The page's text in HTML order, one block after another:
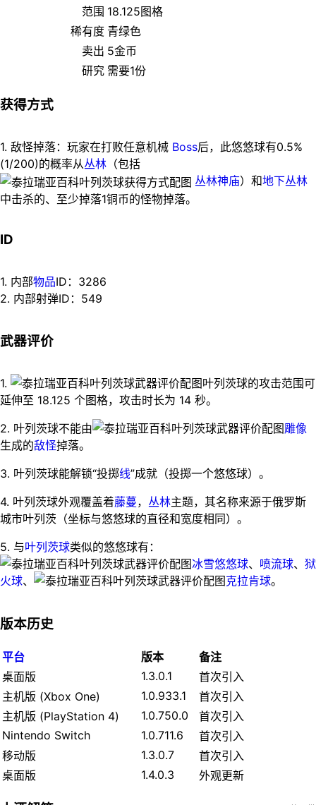
范围 18.125图格
稀有度 青绿色
卖出 5金币
研究 需要1份
获得方式
1. 敌怪掉落：玩家在打败任意机械 Boss后，此悠悠球有0.5%
(1/200)的概率从丛林 （包括
丛林神庙）和地下丛林
中击杀的、至少掉落1铜币的怪物掉落。
ID
1. 内部物品ID：3286
2. 内部射弹ID：549
武器评价
1.
叶列茨球的攻击范围可
延伸至 18.125 个图格，攻击时长为 14 秒。
2. 叶列茨球不能由
雕像
生成的敌怪掉落。
3. 叶列茨球能解锁“投掷线”成就（投掷一个悠悠球）。
4. 叶列茨球外观覆盖着藤蔓， 丛林主题，其名称来源于俄罗斯
城市叶列茨（坐标与悠悠球的直径和宽度相同）。
5. 与叶列茨球类似的悠悠球有：
冰雪悠悠球、 喷流球、 狱
火球、 克拉肯球。
版本历史
平台 版本
备注
桌面版
1.3.0.1
首次引入
主机版 (Xbox One)
1.0.933.1
首次引入
主机版 (PlayStation 4)
1.0.750.0
首次引入
Nintendo Switch
1.0.711.6
首次引入
移动版
1.3.0.7
首次引入
桌面版
1.4.0.3 外观更新